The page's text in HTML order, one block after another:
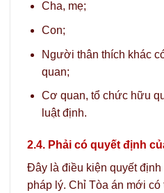
Cha, mẹ;
Con;
Người thân thích khác
quan;
Cơ quan, tổ chức hữu
luật định.
2.4. Phải có quyết định
Đây là điều kiện quyết định
pháp lý. Chỉ Tòa án mới có